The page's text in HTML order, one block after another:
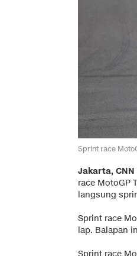
Sprint race
Jakarta,
race MotoGP
langsung
Sprint race
lap. Balapan
Sprint race